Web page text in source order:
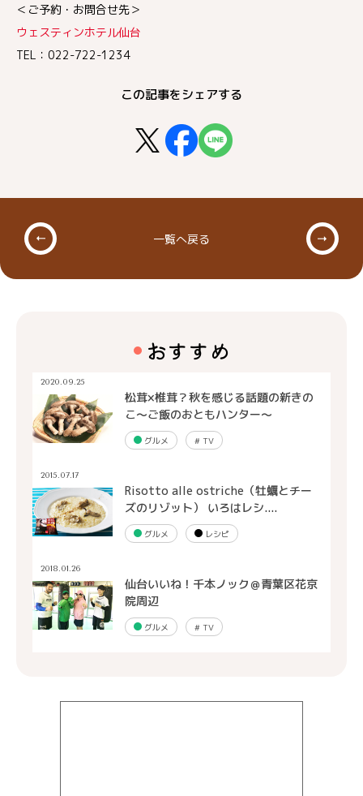
＜ご予約・お問合せ先＞
ウェスティンホテル仙台
TEL：022-722-1234
この記事をシェアする
一覧へ戻る
おすすめ
2020.09.25
松茸×椎茸？秋を感じる話題の新きの
こ～ご飯のおともハンター～
グルメ #TV
2015.07.17
Risotto alle ostriche（牡蠣とチー
ズのリゾット） いろはレシ....
グルメ レシピ
2018.01.26
仙台いいね！千本ノック＠青葉区花京
院周辺
グルメ #TV